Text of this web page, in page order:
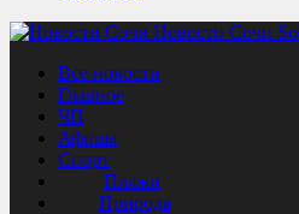
Новости Сочи
Все новости
Главное
ЧП
Афиша
Спорт
Пляжи
Природа